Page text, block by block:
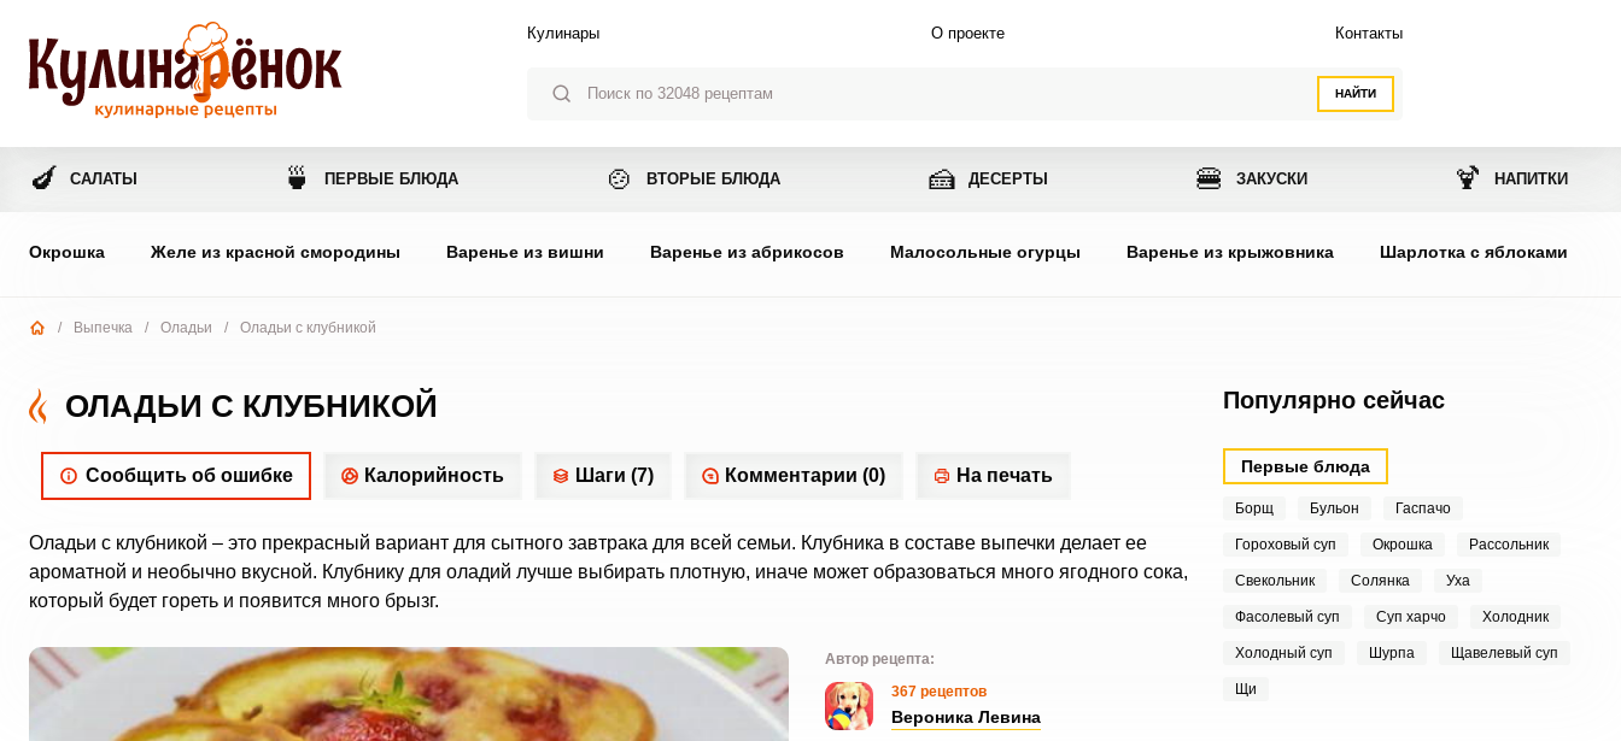
НАЙТИ
Кулинары О проекте Контакты
🍆 САЛАТЫ 🍵 ПЕРВЫЕ БЛЮДА 🍲 ВТОРЫЕ БЛЮДА 🍰 ДЕСЕРТЫ 🍔 ЗАКУСКИ 🍹 НАПИТКИ
Окрошка Желе из красной смородины Варенье из вишни Варенье из абрикосов Малосольные огурцы Варенье из крыжовника Шарлотка с яблоками
/ Выпечка / Оладьи / Оладьи с клубникой
ОЛАДЬИ С КЛУБНИКОЙ
Сообщить об ошибке Калорийность Шаги (7) Комментарии (0) На печать
Оладьи с клубникой – это прекрасный вариант для сытного завтрака для всей семьи. Клубника в составе выпечки делает ее
ароматной и необычно вкусной. Клубнику для оладий лучше выбирать плотную, иначе может образоваться много ягодного сока,
который будет гореть и появится много брызг.
Автор рецепта:
367 рецептов
Вероника Левина
Популярно сейчас
Первые блюда
Борщ Бульон Гаспачо
Гороховый суп Окрошка Рассольник
Свекольник Солянка Уха
Фасолевый суп Суп харчо Холодник
Холодный суп Шурпа Щавелевый суп
Щи